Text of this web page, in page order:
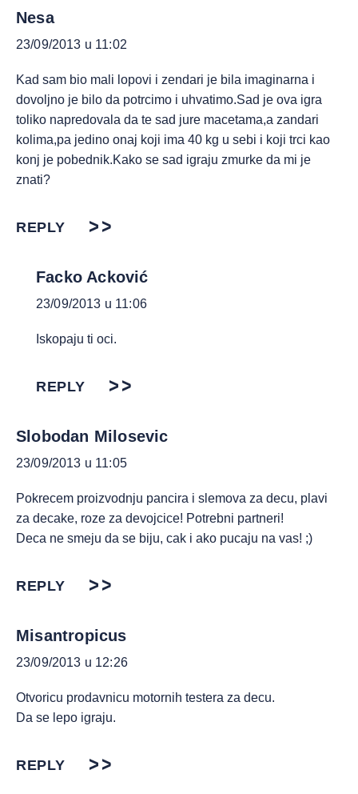
Nesa
23/09/2013 u 11:02
Kad sam bio mali lopovi i zendari je bila imaginarna i
dovoljno je bilo da potrcimo i uhvatimo.Sad je ova igra
toliko napredovala da te sad jure macetama,a zandari
kolima,pa jedino onaj koji ima 40 kg u sebi i koji trci kao
konj je pobednik.Kako se sad igraju zmurke da mi je
znati?
REPLY
Facko Acković
23/09/2013 u 11:06
Iskopaju ti oci.
REPLY
Slobodan Milosevic
23/09/2013 u 11:05
Pokrecem proizvodnju pancira i slemova za decu, plavi
za decake, roze za devojcice! Potrebni partneri!
Deca ne smeju da se biju, cak i ako pucaju na vas! ;)
REPLY
Misantropicus
23/09/2013 u 12:26
Otvoricu prodavnicu motornih testera za decu.
Da se lepo igraju.
REPLY